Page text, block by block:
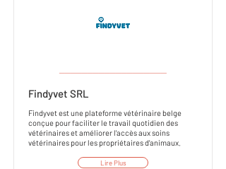
Findyvet SRL
Findyvet est une plateforme vétérinaire belge
conçue pour faciliter le travail quotidien des
vétérinaires et améliorer l'accès aux soins
vétérinaires pour les propriétaires d'animaux.
Lire Plus